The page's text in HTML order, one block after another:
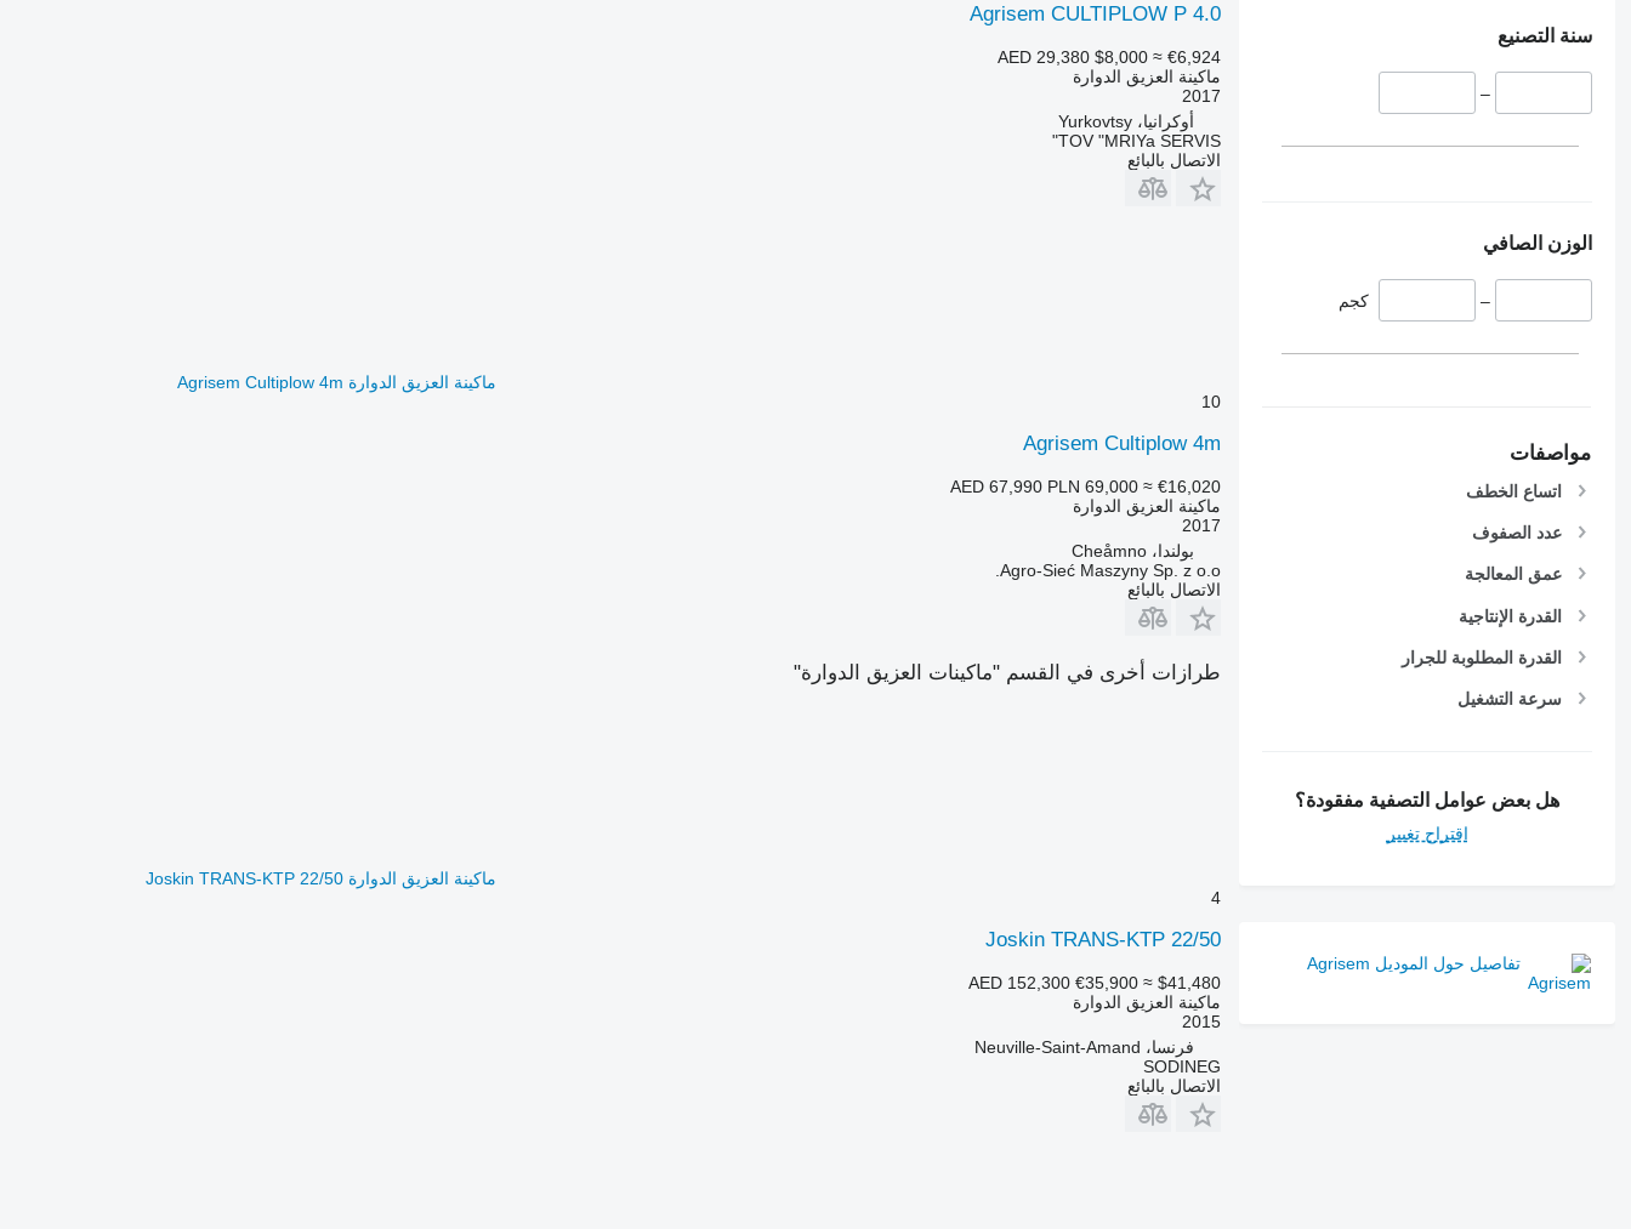
سنة التصنيع
–
الوزن الصافي
– كجم
مواصفات
اتساع الخطف
عدد الصفوف
عمق المعالجة
القدرة الإنتاجية
القدرة المطلوبة للجرار
سرعة التشغيل
هل بعض عوامل التصفية مفقودة؟
اقتراح تغيير
تفاصيل حول الموديل Agrisem
Agrisem CULTIPLOW P 4.0
AED 29,380 $8,000 ≈ €6,924
ماكينة العزيق الدوارة
2017
أوكرانيا، Yurkovtsy
TOV "MRIYa SERVIS"
الاتصال بالبائع
ماكينة العزيق الدوارة Agrisem Cultiplow 4m
10
Agrisem Cultiplow 4m
AED 67,990 PLN 69,000 ≈ €16,020
ماكينة العزيق الدوارة
2017
بولندا، Cheåmno
Agro-Sieć Maszyny Sp. z o.o.
الاتصال بالبائع
طرازات أخرى في القسم "ماكينات العزيق الدوارة"
ماكينة العزيق الدوارة Joskin TRANS-KTP 22/50
4
Joskin TRANS-KTP 22/50
AED 152,300 €35,900 ≈ $41,480
ماكينة العزيق الدوارة
2015
فرنسا، Neuville-Saint-Amand
SODINEG
الاتصال بالبائع